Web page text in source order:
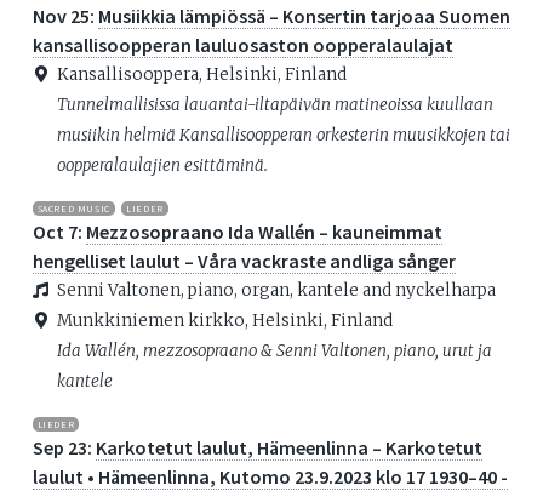
Nov 25: Musiikkia lämpiössä – Konsertin tarjoaa Suomen
kansallisoopperan lauluosaston oopperalaulajat
Kansallisooppera, Helsinki, Finland
Tunnelmallisissa lauantai-iltapäivän matineoissa kuullaan
musiikin helmiä Kansallisoopperan orkesterin muusikkojen tai
oopperalaulajien esittäminä.
SACRED MUSIC LIEDER
Oct 7: Mezzosopraano Ida Wallén – kauneimmat
hengelliset laulut – Våra vackraste andliga sånger
Senni Valtonen, piano, organ, kantele and nyckelharpa
Munkkiniemen kirkko, Helsinki, Finland
Ida Wallén, mezzosopraano & Senni Valtonen, piano, urut ja
kantele
LIEDER
Sep 23: Karkotetut laulut, Hämeenlinna – Karkotetut
laulut • Hämeenlinna, Kutomo 23.9.2023 klo 17 1930–40 -